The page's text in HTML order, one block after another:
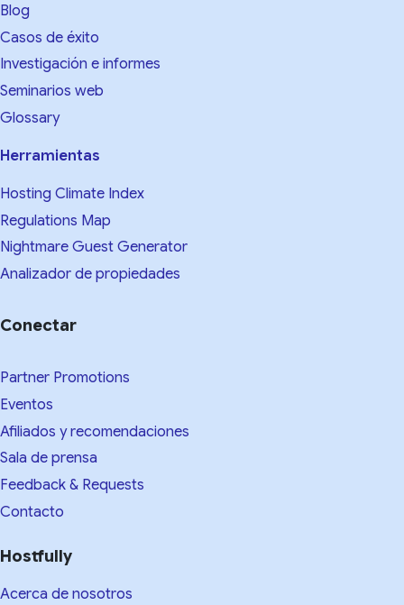
Blog
Casos de éxito
Investigación e informes
Seminarios web
Glossary
Herramientas
Hosting Climate Index
Regulations Map
Nightmare Guest Generator
Analizador de propiedades
Conectar
Partner Promotions
Eventos
Afiliados y recomendaciones
Sala de prensa
Feedback & Requests
Contacto
Hostfully
Acerca de nosotros